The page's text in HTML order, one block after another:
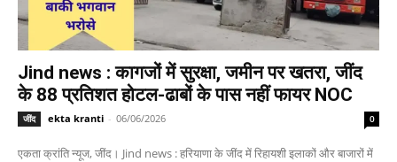
Jind news : कागजों में सुरक्षा, जमीन पर खतरा, जींद
के 88 प्रतिशत होटल-ढाबों के पास नहीं फायर NOC
जींद ekta kranti - 06/06/2026 0
एकता क्रांति न्यूज, जींद। Jind news : हरियाणा के जींद में रिहायशी इलाकों और बाजारों में